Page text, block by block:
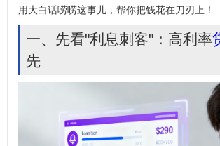
用大白话唠唠这事儿，帮你把钱花在刀刃上！
一、先看"利息刺客"：高利率
先